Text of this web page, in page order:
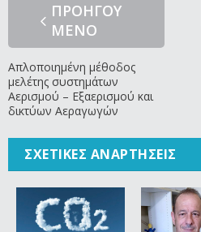
ΠΡΟΗΓΟΥ
ΜΕΝΟ
Απλοποιημένη μέθοδος
μελέτης συστημάτων
Αερισμού – Εξαερισμού και
δικτύων Αεραγωγών
ΣΧΕΤΙΚΈΣ ΑΝΑΡΤΉΣΕΙΣ